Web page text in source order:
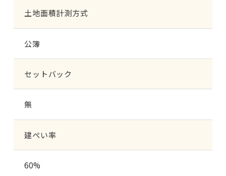
土地面積計測方式
公簿
セットバック
無
建ぺい率
60%